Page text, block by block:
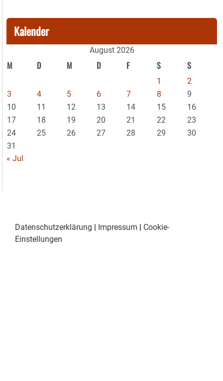
Kalender
August 2026
M D M D F S S
1
2
3
4 5 6 7 8
9
10
11 12 13 14 15
16
17
18 19 20 21 22
23
24
25 26 27 28 29
30
31
« Jul
Datenschutzerklärung | Impressum | Cookie-
Einstellungen